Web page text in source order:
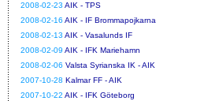
2008-02-23 AIK - TPS
2008-02-16 AIK - IF Brommapojkarna
2008-02-13 AIK - Vasalunds IF
2008-02-09 AIK - IFK Mariehamn
2008-02-06 Valsta Syrianska IK - AIK
2007-10-28 Kalmar FF - AIK
2007-10-22 AIK - IFK Göteborg